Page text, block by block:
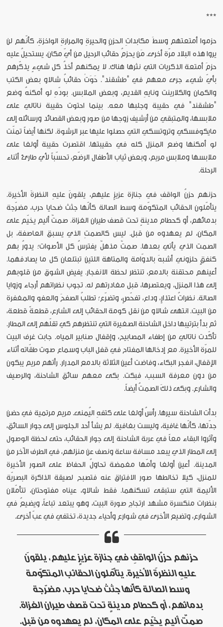
***
حزموا أمتعتهم وسطَ مكابداتِ الحزنِ والحيرةِ والمرارةِ الواخزةِ، كأنّهم لن
يروا هذه البلاد مرّة أخرى. مَن يحزمُ حقائب الرحيل من أيّ مكان، يستحيلُ عليه
حزمَ أمتعة الذكريات التي نثرها هناك. لا يمكنهم أخذُ كل شيءٍ يذكّرهم
بأيّ شيء جرى معهم في "طشقند". حَوَتْ حقائبُ شالاو بعض الكتب
والكمان والكلارينت ونايهِ القديم، وبعض الملابس. بودّهِ لو أمكنهُ وضع
"طشقند" في حقيبة وجلبها معه. بينما احتوت حقيبة ناتالي على
ملابسها، والمتبقي من أرشيف زوجها من صور وبعض القصائد ورسائله إلى
مايكوفسكي وتروتسكي التي حصلوا عليها عبر الرشوة. لكنها أيضاً تمنّت
لو أمكنها وضع المنزل كله في حقيبتها. اقتصرت حقيبة أولغا على
ملابسها وملابس مريم، وبعض ثياب الأطفال الرضّع، تحسّباً لأي طارئ أثناء
الرحلة.
حزنهم حزنُ الواقفِ في جنازة عزيزٍ عليهم، يلقونَ عليهِ النظرةَ الأخيرة.
يتأمّلون الحقائب المتكوّمة وسط الصالة كأنّها جثث ضحايا حرب، مضرّجة
بدمائهم، أو كحطام مدينةٍ تحت قصف طيران الغزاة. صمتٌ أليم يخيّم على
المكان، لم يعهدوه من قبل. ليس كالصمتِ الذي يسبق العاصفة، بل
الصمت الذي يأتي بعدها. صمتٌ مذهلٌ يفترسُ كل الأصوات؛ يدورُ بهم
كنفقٍٍ حلزوني أشبهَ بالدوّامة والمتاهة اللتين تبتلعان كل ما يصادفهما.
أعينهم محتقنة بالدمع، تنتظر لحظة الانفجار. يفيض الشوق من قلوبهم
إلى هذا المنزل، ويعتصرها، قبل مغادرتهم له. تجوب نظراتهم أرجاء وزوايا
الصالة. نظراتُ اعتذارٍ، وداع، تفحّصٍ، وتضرّع؛ تطلبُ الصفحَ والعفو والمغفرة
من البيت. انتهى شالاو من نقل كومة الحقائب إلى الشارع، قطعةً قطعة،
ثم بدأ بترتيبها داخل الشاحنة الصغيرة التي تنتظرهم كي تقلّهم إلى المطار.
تأكّدت ناتالي من إطفاء المصابيح، وإقفال صنابير المياه. جابت غرف البيت
للمرّة الأخيرة. مع إدخالها المفتاح في قفل الباب وسماع صوت طقّاته أثناء
الإقفال، انفجر البكاء، وفاضت أعين الثلاثة بالدمع المدرار. رأتهم مريم يبكون
من دون معرفة السبب، فبكت. بكى معهم سائق الشاحنة، والرصيف
والشارع. وبكى ذلكَ الصمتُ أيضاً.
بدأت الشاحنة سيرها. رأسُ أولغا على كتفهِ اليُمنى. مريم مرتمية في حضن
جدّتها، كأنّها غافية، وليست بغافية. لم يشأ أحد الجلوس إلى جوار السائق،
وآثروا البقاء معاً في عربة الشاحنة إلى جوار الحقائب، حتى لحظة الوصول
إلى المطار الذي يبعد مسافة ساعة ونصف عن منزلهم، في الطرف الآخر من
المدينة. أعين أولغا وأمّها مغمضة تحاولُ الحفاظ على الصور الأخيرة
للمنزل، كيلا تخالطها صور الافتراق عنه فتصبح لصيقة الذاكرة البصريّة
الأليمة التي ستبقى تسكنهما. فقط شالاو، عيناه مفتوحتان، تتأمّلان
بنظرات منكسرة مشهد ارتجاج صورة البيت، وهو يبتعد تباعاً، ويضيعُ في
الشوارع، وتضيع الأخرى في شوارع وأحياء جديدة، تختفي في عبّ أخرى.
حزنهم حزنُ الواقفِ في جنازة عزيزٍ عليهم، يلقونَ
عليهِ النظرةَ الأخيرة. يتأمّلون الحقائب المتكوّمة
وسط الصالة كأنّها جثث ضحايا حرب، مضرّجة
بدمائهم، أو كحطام مدينةٍ تحت قصف طيران الغزاة.
صمتٌ أليم يخيّم على المكان، لم يعهدوه من قبل.